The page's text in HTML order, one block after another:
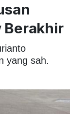
Berakhir
yang sah.